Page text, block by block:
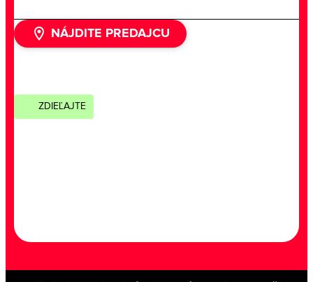
NÁJDITE PREDAJCU
ZDIEĽAJTE